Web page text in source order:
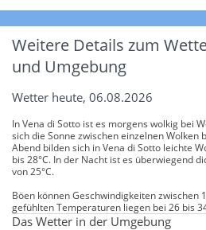
Weitere Details zum
und Umgebung
Wetter heute, 06.08.2026
In Vena di Sotto ist es morgens wolkig bei
sich die Sonne zwischen einzelnen Wolken
Abend bilden sich in Vena di Sotto leichte
bis 28°C. In der Nacht ist es überwiegend
von 25°C.
Böen können Geschwindigkeiten zwischen
gefühlten Temperaturen liegen bei 26 bis
Das Wetter in der Umgebung